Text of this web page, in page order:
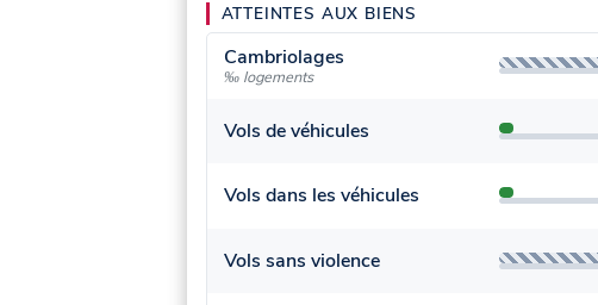
ATTEINTES AUX BIENS
Cambriolages
‰ logements
Vols de véhicules
Vols dans les véhicules
Vols sans violence